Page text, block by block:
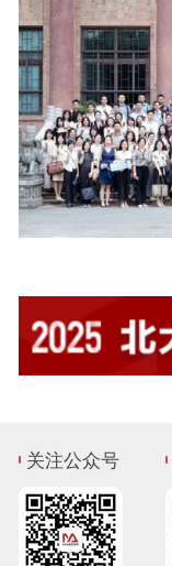
关注公众号